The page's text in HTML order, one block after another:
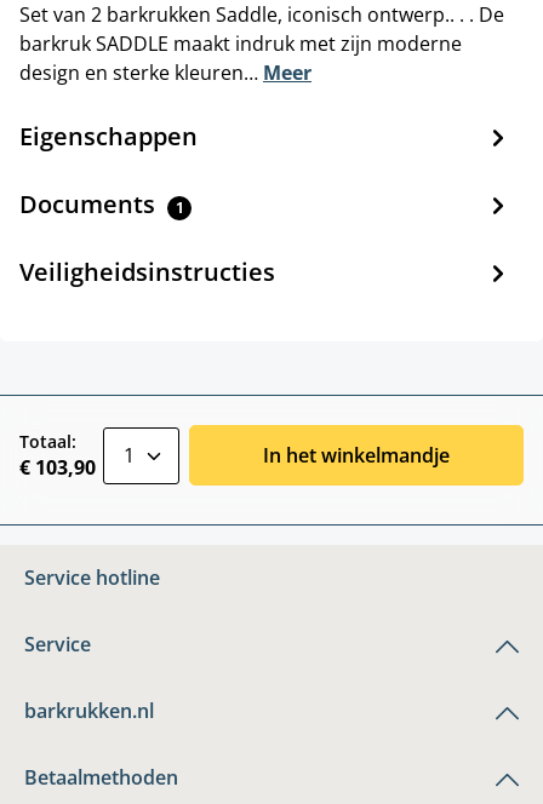
Set van 2 barkrukken Saddle, iconisch ontwerp.. . . De
barkruk SADDLE maakt indruk met zijn moderne
design en sterke kleuren… Meer
Eigenschappen
Documents 1
Veiligheidsinstructies
Totaal:
€ 103,90 In het winkelmandje
Service hotline
Service
barkrukken.nl
Betaalmethoden